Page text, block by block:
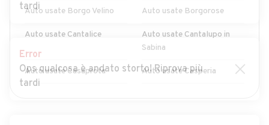
Auto usate Borgo Velino Auto usate Borgorose
Auto usate Cantalice
Auto usate Cantalupo in
Sabina
Auto usate Casaprota Auto usate Casperia
tardi
Error
Ops qualcosa è andato storto! Riprova più
tardi